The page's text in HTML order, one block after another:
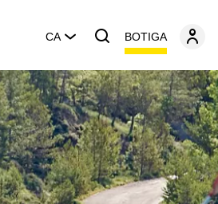
CA BOTIGA